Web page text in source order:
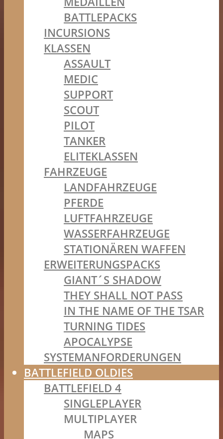
BATTLEPACKS
INCURSIONS
KLASSEN
ASSAULT
MEDIC
SUPPORT
SCOUT
PILOT
TANKER
ELITEKLASSEN
FAHRZEUGE
LANDFAHRZEUGE
PFERDE
LUFTFAHRZEUGE
WASSERFAHRZEUGE
STATIONÄREN WAFFEN
ERWEITERUNGSPACKS
GIANT´S SHADOW
THEY SHALL NOT PASS
IN THE NAME OF THE TSAR
TURNING TIDES
APOCALYPSE
SYSTEMANFORDERUNGEN
BATTLEFIELD OLDIES
BATTLEFIELD 4
SINGLEPLAYER
MULTIPLAYER
MAPS